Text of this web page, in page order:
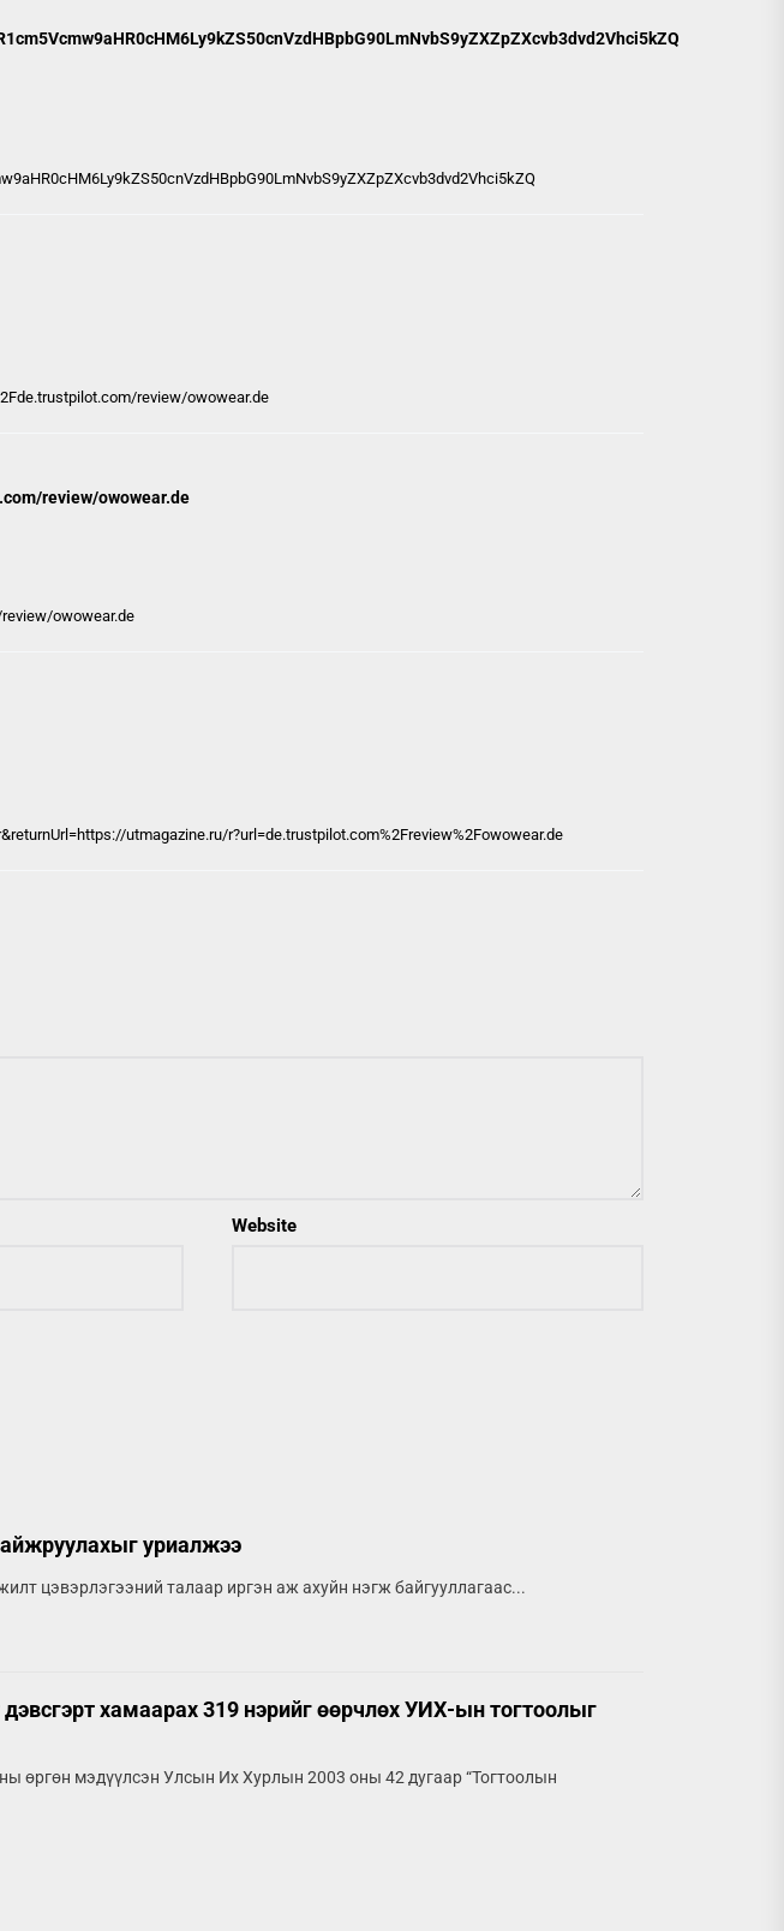
review/owowear.de
review/owowear.de
owowear.de
utmagazine.ru/r?url=de.trustpilot.com%2Freview%2Fowowear.de
Website
уриалжээ
цэвэрлэгээний талаар иргэн аж ахуйн нэгж байгууллагаас...
хамаарах 319 нэрийг өөрчлөх УИХ-ын тогтоолыг
өргөн мэдүүлсэн Улсын Их Хурлын 2003 оны 42 дугаар “Тогтоолын